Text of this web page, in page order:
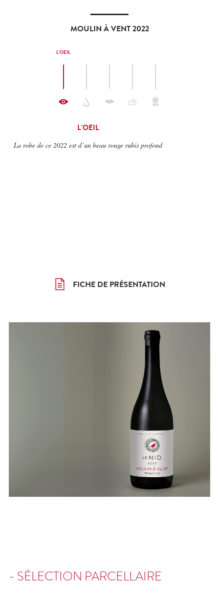
MOULIN À VENT 2022
L'OEIL
L'OEIL
La robe de ce 2022 est d’un beau rouge rubis profond
FICHE DE PRÉSENTATION
FICHE DE PRÉSENTATION
FICHE DE PRÉSENTATION
- SÉLECTION PARCELLAIRE